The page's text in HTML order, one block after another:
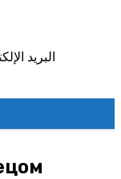
البريد